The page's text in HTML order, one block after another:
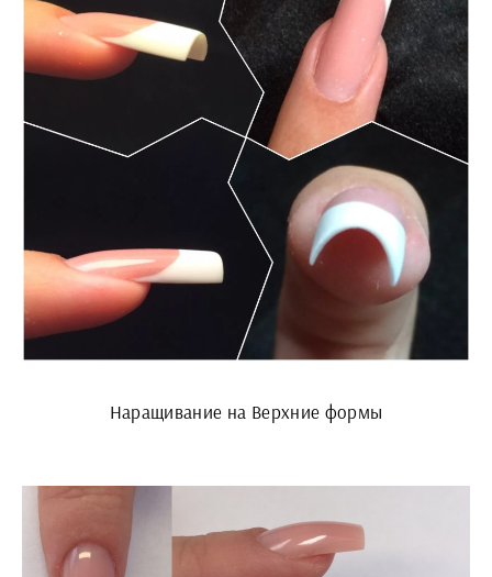
Наращивание на Верхние формы